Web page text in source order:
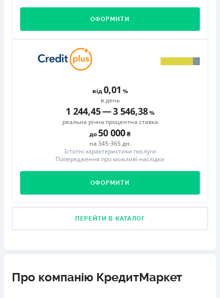
ОФОРМИТИ
від0,01
в день
1 244,45—3 546,38
реальна річна процентна ставка
до50 000
на 345-365 дн.
Істотні характеристики послуги
Попередження про можливі наслідки
ОФОРМИТИ
ПЕРЕЙТИ В КАТАЛОГ
Про компанію КредитМаркет